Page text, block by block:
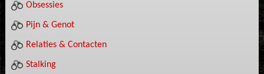
Obsessies
Pijn & Genot
Relaties & Contacten
Stalking